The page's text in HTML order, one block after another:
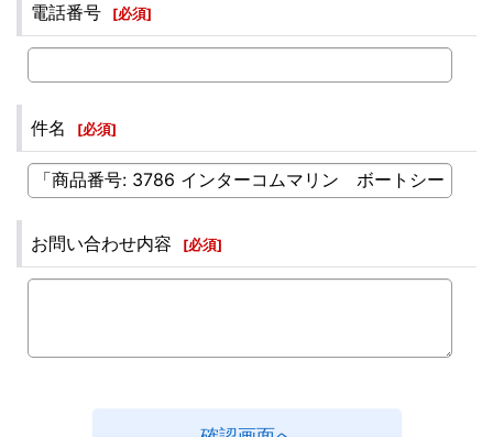
電話番号 [必須]
件名 [必須]
お問い合わせ内容 [必須]